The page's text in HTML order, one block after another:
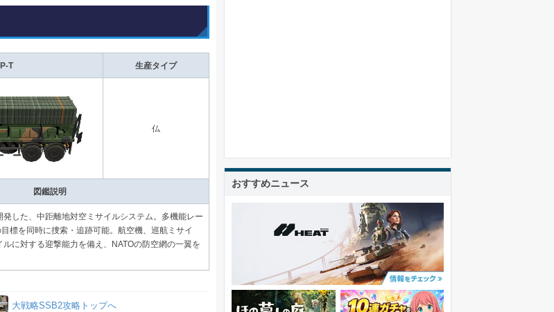
T 生産タイプ
仏
図鑑説明
発した、中距離地対空ミサイルシステム。多機能レー
標を同時に捜索・追跡可能。航空機、巡航ミサイ
ルに対する迎撃能力を備え、NATOの防空網の一翼を
大戦略SSB2攻略トップへ
おすすめニュース